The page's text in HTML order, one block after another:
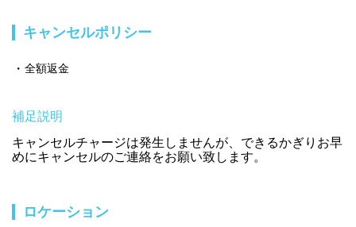
キャンセルポリシー
全額返金
補足説明
キャンセルチャージは発生しませんが、できるかぎりお早
めにキャンセルのご連絡をお願い致します。
ロケーション